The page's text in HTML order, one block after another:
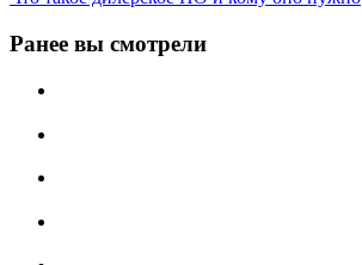
Ранее вы смотрели